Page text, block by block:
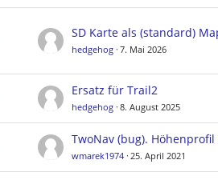
hedgehog 7. Mai 2026
Ersatz für Trail2
hedgehog 8. August 2025
wmarek1974 25. April 2021